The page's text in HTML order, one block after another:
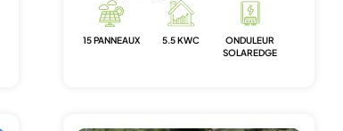
15 PANNEAUX 5.5 KWC
ONDULEUR
SOLAREDGE